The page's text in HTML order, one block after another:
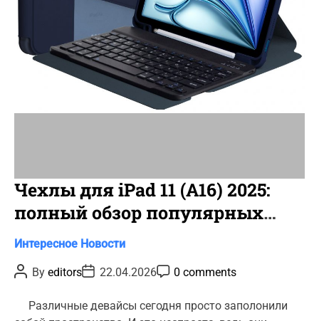
Чехлы для iPad 11 (A16) 2025:
полный обзор популярных
новинок
C
t
Интересное Новости
P
o
By editorsP
o
t
D
22.04.2026P
o
t
C
0 comments
Различные девайсы сегодня просто заполонили